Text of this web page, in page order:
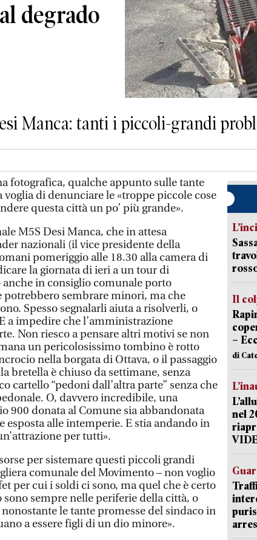
degrado
Manca: tanti i piccoli-grandi
fotografica, qualche appunto sulle tante
di denunciare le «troppe piccole cose
questa città un po’ più grande».
M5S Desi Manca, che in attesa
nazionali (il vice presidente della
pomeriggio alle 18.30 alla camera di
la giornata di ieri a un tour di
anche in consiglio comunale porto
sembrare minori, ma che
Spesso segnalarli aiuta a risolverli, o
a impedire che l’amministrazione
Non riesco a pensare altri motivi se non
un pericolosissimo tombino è rotto
nella borgata di Ottava, o il passaggio
bretella è chiuso da settimane, senza
cartello “pedoni dall’altra parte” senza che
O, davvero incredibile, una
900 donata al Comune sia abbandonata
esposta alle intemperie. E stia andando in
per tutti».
per sistemare questi piccoli grandi
comunale del Movimento – non voglio
per cui i soldi ci sono, ma quel che è certo
sono sempre nelle periferie della città, o
le tante promesse del sindaco in
a essere figli di un dio minore».
Il
–
di
nel